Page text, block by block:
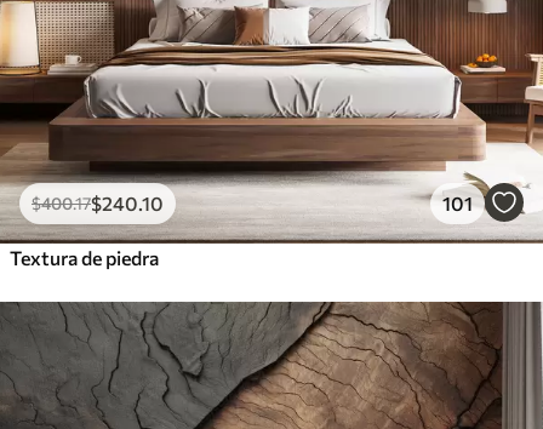
$400.17$240 .10 101
Textura de piedra